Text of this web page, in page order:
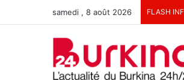
samedi , 8 août 2026 FLASH